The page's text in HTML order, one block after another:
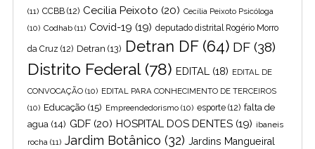
(11) CCBB (12) Cecilia Peixoto (20) Cecília Peixoto Psicóloga
(10) Codhab (11) Covid-19 (19) deputado distrital Rogério Morro
da Cruz (12) Detran (13) Detran DF(64) DF (38)
Distrito Federal(78) EDITAL (18) EDITAL DE
CONVOCAÇÃO (10) EDITAL PARA CONHECIMENTO DE TERCEIROS
(10) Educação (15) Empreendedorismo (10) esporte (12) falta de
agua (14) GDF (20) HOSPITAL DOS DENTES (19) ibaneis
rocha (11) Jardim Botânico (32) Jardins Mangueiral